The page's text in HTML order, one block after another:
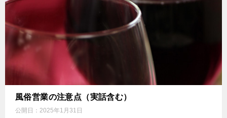
風俗営業の注意点（実話含む）
公開日： 2025年1月31日